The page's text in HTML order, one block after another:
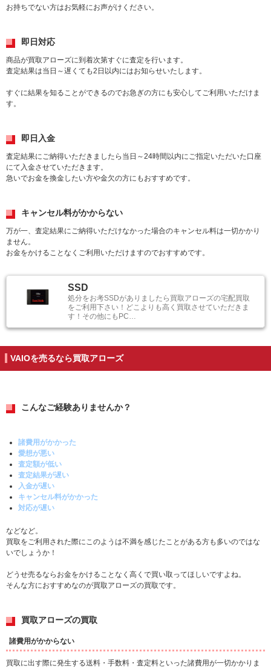
お持ちでない方はお気軽にお声がけください。
即日対応
商品が買取アローズに到着次第すぐに査定を行います。
査定結果は当日～遅くても2日以内にはお知らせいたします。
すぐに結果を知ることができるのでお急ぎの方にも安心してご利用いただけま
す。
即日入金
査定結果にご納得いただきましたら当日～24時間以内にご指定いただいた口座
にて入金させていただきます。
急いでお金を換金したい方や金欠の方にもおすすめです。
キャンセル料がかからない
万が一、査定結果にご納得いただけなかった場合のキャンセル料は一切かかり
ません。
お金をかけることなくご利用いただけますのでおすすめです。
SSD
処分をお考SSDがありましたら買取アローズの宅配買取
をご利用下さい！どこよりも高く買取させていただきま
す！その他にもPC…
VAIOを売るなら買取アローズ
こんなご経験ありませんか？
諸費用がかかった
愛想が悪い
査定額が低い
査定結果が遅い
入金が遅い
キャンセル料がかかった
対応が遅い
などなど。
買取をご利用された際にこのようは不満を感じたことがある方も多いのではな
いでしょうか！
どうせ売るならお金をかけることなく高くで買い取ってほしいですよね。
そんな方におすすめなのが買取アローズの買取です。
買取アローズの買取
諸費用がかからない
買取に出す際に発生する送料・手数料・査定料といった諸費用が一切かかりま